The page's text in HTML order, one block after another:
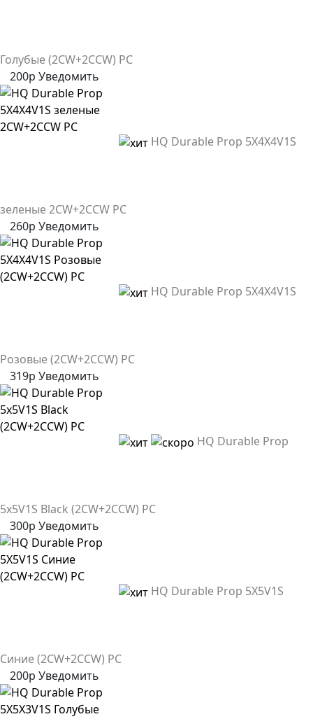
Голубые (2CW+2CCW) PC
200р Уведомить
HQ Durable Prop 5X4X4V1S
зеленые 2CW+2CCW PC
260р Уведомить
HQ Durable Prop 5X4X4V1S
Розовые (2CW+2CCW) PC
319р Уведомить
HQ Durable Prop
5x5V1S Black (2CW+2CCW) PC
300р Уведомить
HQ Durable Prop 5X5V1S
Синие (2CW+2CCW) PC
200р Уведомить